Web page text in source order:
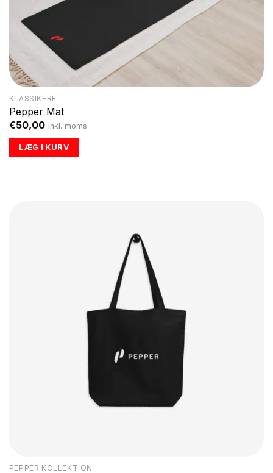
KLASSIKERE
Pepper Mat
€50,00 inkl. moms
LÆG I KURV
PEPPER KOLLEKTION